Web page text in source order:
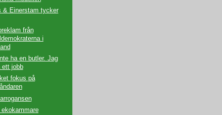
& Einerstam tycker
från
i
ha en butler. Jag
ett jobb
fokus på
ekokammare